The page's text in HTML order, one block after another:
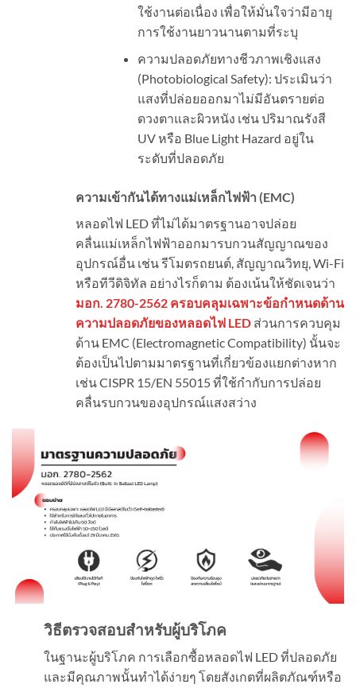
ใช้งานต่อเนื่อง เพื่อให้มั่นใจว่ามีอายุ
การใช้งานยาวนานตามที่ระบุ
ความปลอดภัยทางชีวภาพเชิงแสง
(Photobiological Safety): ประเมินว่า
แสงที่ปล่อยออกมาไม่มีอันตรายต่อ
ดวงตาและผิวหนัง เช่น ปริมาณรังสี
UV หรือ Blue Light Hazard อยู่ใน
ระดับที่ปลอดภัย
ความเข้ากันได้ทางแม่เหล็กไฟฟ้า (EMC)
หลอดไฟ LED ที่ไม่ได้มาตรฐานอาจปล่อย
คลื่นแม่เหล็กไฟฟ้าออกมารบกวนสัญญาณของ
อุปกรณ์อื่น เช่น รีโมตรถยนต์, สัญญาณวิทยุ, Wi-Fi
หรือทีวีดิจิทัล อย่างไรก็ตาม ต้องเน้นให้ชัดเจนว่า
มอก. 2780-2562 ครอบคลุมเฉพาะข้อกำหนดด้าน
ความปลอดภัยของหลอดไฟ LED ส่วนการควบคุม
ด้าน EMC (Electromagnetic Compatibility) นั้นจะ
ต้องเป็นไปตามมาตรฐานที่เกี่ยวข้องแยกต่างหาก
เช่น CISPR 15/EN 55015 ที่ใช้กำกับการปล่อย
คลื่นรบกวนของอุปกรณ์แสงสว่าง
วิธีตรวจสอบสำหรับผู้บริโภค
ในฐานะผู้บริโภค การเลือกซื้อหลอดไฟ LED ที่ปลอดภัย
และมีคุณภาพนั้นทำได้ง่ายๆ โดยสังเกตที่ผลิตภัณฑ์หรือ